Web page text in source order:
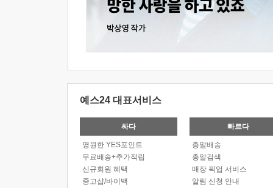
예스24 대표서비스
싸다
영원한 YES포인트
무료배송+추가적립
신규회원 혜택
중고샵/바이백
빠르다
총알배송
총알검색
매장 픽업 서비스
알림 신청 안내